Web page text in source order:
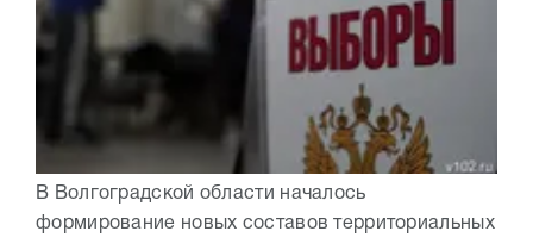
В Волгоградской области началось
формирование новых составов территориальных